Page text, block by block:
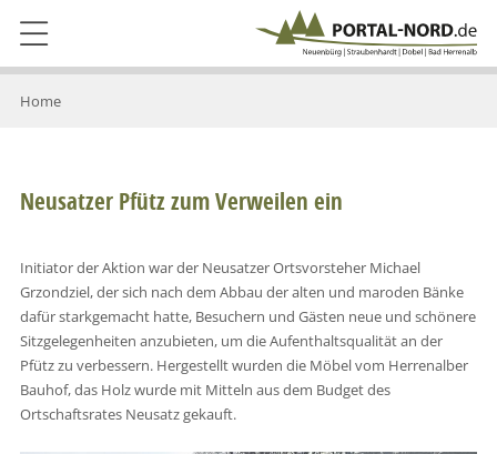
Home
Neusatzer Pfütz zum Verweilen ein
Initiator der Aktion war der Neusatzer Ortsvorsteher Michael
Grzondziel, der sich nach dem Abbau der alten und maroden Bänke
dafür starkgemacht hatte, Besuchern und Gästen neue und schönere
Sitzgelegenheiten anzubieten, um die Aufenthaltsqualität an der
Pfütz zu verbessern. Hergestellt wurden die Möbel vom Herrenalber
Bauhof, das Holz wurde mit Mitteln aus dem Budget des
Ortschaftsrates Neusatz gekauft.